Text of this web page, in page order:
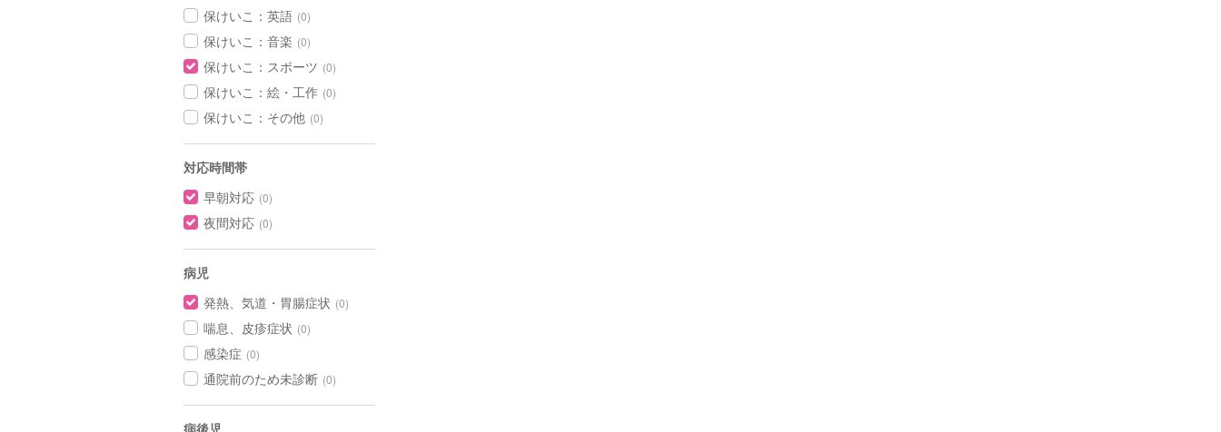
保けいこ：英語 (0)
保けいこ：音楽 (0)
保けいこ：スポーツ (0)
保けいこ：絵・工作 (0)
保けいこ：その他 (0)
対応時間帯
早朝対応 (0)
夜間対応 (0)
病児
発熱、気道・胃腸症状 (0)
喘息、皮疹症状 (0)
感染症 (0)
通院前のため未診断 (0)
病後児